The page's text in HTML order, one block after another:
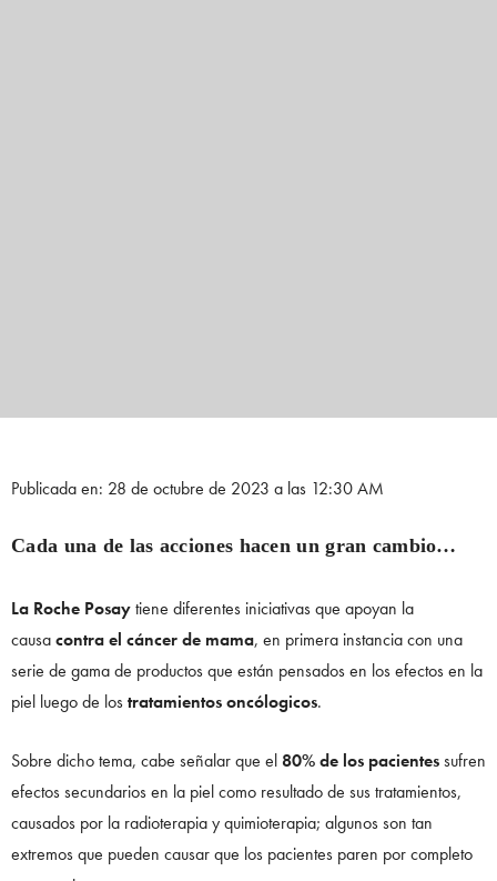
Publicada en: 28 de octubre de 2023 a las 12:30 AM
Cada una de las acciones hacen un gran cambio…
La Roche Posaytiene diferentes iniciativas que apoyan la
causacontra el cáncer de mama, en primera instancia con una
serie de gama de productos que están pensados en los efectos en la
piel luego de lostratamientos oncólogicos.
Sobre dicho tema, cabe señalar que el80% de los pacientessufren
efectos secundarios en la piel como resultado de sus tratamientos,
causados por la radioterapia y quimioterapia; algunos son tan
extremos que pueden causar que los pacientes paren por completo